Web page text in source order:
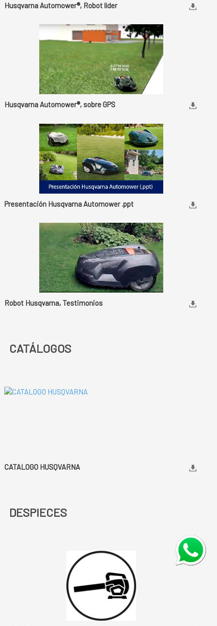
Husqvarna Automower®, Robot líder
Husqvarna Automower®, sobre GPS
Presentación Husqvarna Automower .ppt
Robot Husqvarna, Testimonios
CATÁLOGOS
CATALOGO HUSQVARNA
DESPIECES